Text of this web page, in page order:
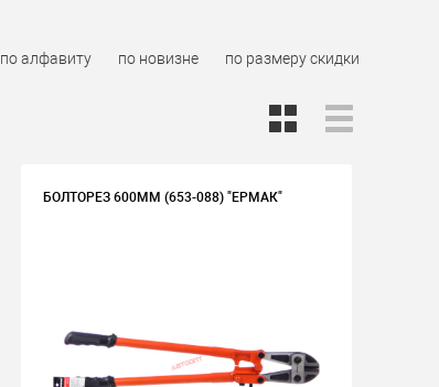
по алфавиту по новизне по размеру скидки
БОЛТОРЕЗ 600ММ (653-088) "ЕРМАК"